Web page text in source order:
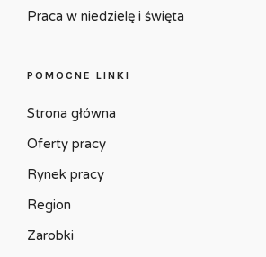
Praca w niedzielę i święta
POMOCNE LINKI
Strona główna
Oferty pracy
Rynek pracy
Region
Zarobki